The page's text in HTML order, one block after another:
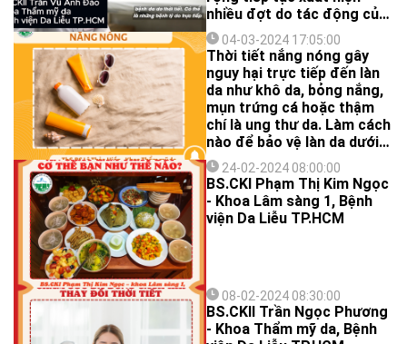
trọng. Nếu bạn đang thắc
mắc vì sao mụn có thể gây
ra những vấn đề này thì bạn
chỉ cần đọc câu chuyện
của bạn Nguyễn Ngọc M. ,
20 tuổi.
nhiều đợt do tác động của
khí hậu El Nino.
04-03-2024 17:05:00
Thời tiết nắng nóng gây
nguy hại trực tiếp đến làn
da như khô da, bỏng nắng,
mụn trứng cá hoặc thậm
chí là ung thư da. Làm cách
nào để bảo vệ làn da dưới
thời tiết nắng nóng? Hãy
làm theo 5 mẹo sau đây:
24-02-2024 08:00:00
BS.CKI Phạm Thị Kim Ngọc
- Khoa Lâm sàng 1, Bệnh
viện Da Liễu TP.HCM
08-02-2024 08:30:00
BS.CKII Trần Ngọc Phương
- Khoa Thẩm mỹ da, Bệnh